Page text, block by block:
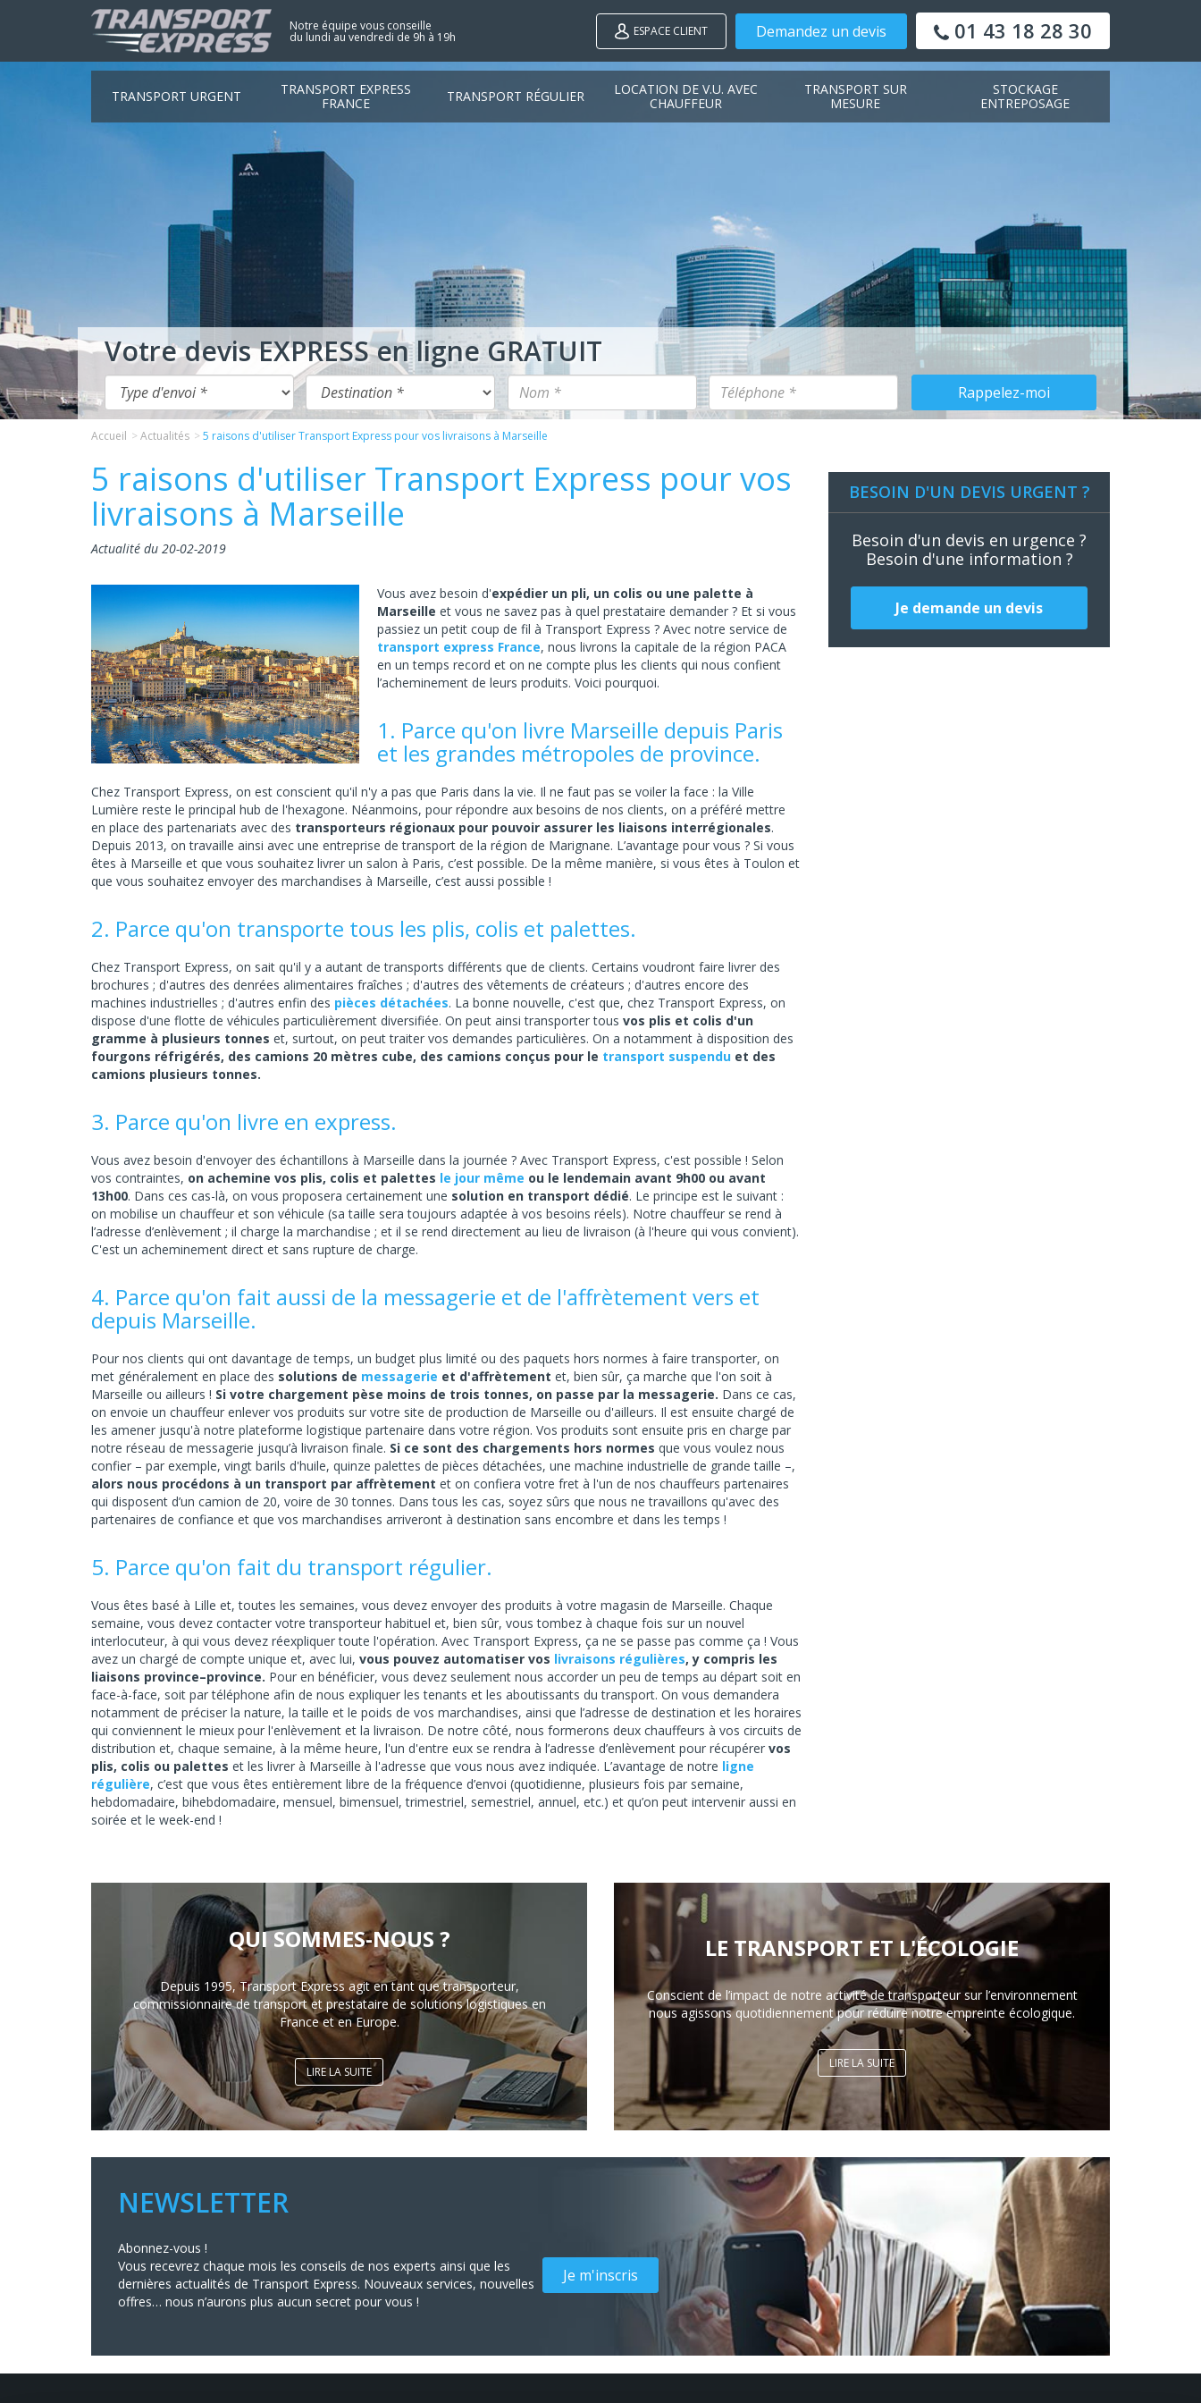
Notre équipe vous conseille
du lundi au vendredi de 9h à 19h ESPACE CLIENT Demandez un devis 01 43 18 28 30
TRANSPORT URGENT
TRANSPORT EXPRESS
FRANCE
TRANSPORT RÉGULIER
LOCATION DE V.U. AVEC
CHAUFFEUR
TRANSPORT SUR
MESURE
STOCKAGE
ENTREPOSAGE
Accueil Actualités 5 raisons d'utiliser Transport Express pour vos livraisons à Marseille
5 raisons d'utiliser Transport Express pour vos
livraisons à Marseille
Actualité du 20-02-2019
Vous avez besoin d'expédier un pli, un colis ou une palette à
Marseille et vous ne savez pas à quel prestataire demander ? Et si vous
passiez un petit coup de fil à Transport Express ? Avec notre service de
transport express France, nous livrons la capitale de la région PACA
en un temps record et on ne compte plus les clients qui nous confient
l’acheminement de leurs produits. Voici pourquoi.
1. Parce qu'on livre Marseille depuis Paris
et les grandes métropoles de province.
Chez Transport Express, on est conscient qu'il n'y a pas que Paris dans la vie. Il ne faut pas se voiler la face : la Ville
Lumière reste le principal hub de l'hexagone. Néanmoins, pour répondre aux besoins de nos clients, on a préféré mettre
en place des partenariats avec des transporteurs régionaux pour pouvoir assurer les liaisons interrégionales.
Depuis 2013, on travaille ainsi avec une entreprise de transport de la région de Marignane. L’avantage pour vous ? Si vous
êtes à Marseille et que vous souhaitez livrer un salon à Paris, c’est possible. De la même manière, si vous êtes à Toulon et
que vous souhaitez envoyer des marchandises à Marseille, c’est aussi possible !
2. Parce qu'on transporte tous les plis, colis et palettes.
Chez Transport Express, on sait qu'il y a autant de transports différents que de clients. Certains voudront faire livrer des
brochures ; d'autres des denrées alimentaires fraîches ; d'autres des vêtements de créateurs ; d'autres encore des
machines industrielles ; d'autres enfin des pièces détachées. La bonne nouvelle, c'est que, chez Transport Express, on
dispose d'une flotte de véhicules particulièrement diversifiée. On peut ainsi transporter tous vos plis et colis d'un
gramme à plusieurs tonnes et, surtout, on peut traiter vos demandes particulières. On a notamment à disposition des
fourgons réfrigérés, des camions 20 mètres cube, des camions conçus pour le transport suspendu et des
camions plusieurs tonnes.
3. Parce qu'on livre en express.
Vous avez besoin d'envoyer des échantillons à Marseille dans la journée ? Avec Transport Express, c'est possible ! Selon
vos contraintes, on achemine vos plis, colis et palettes le jour même ou le lendemain avant 9h00 ou avant
13h00. Dans ces cas-là, on vous proposera certainement une solution en transport dédié. Le principe est le suivant :
on mobilise un chauffeur et son véhicule (sa taille sera toujours adaptée à vos besoins réels). Notre chauffeur se rend à
l’adresse d’enlèvement ; il charge la marchandise ; et il se rend directement au lieu de livraison (à l'heure qui vous convient).
C'est un acheminement direct et sans rupture de charge.
4. Parce qu'on fait aussi de la messagerie et de l'affrètement vers et
depuis Marseille.
Pour nos clients qui ont davantage de temps, un budget plus limité ou des paquets hors normes à faire transporter, on
met généralement en place des solutions de messagerie et d'affrètement et, bien sûr, ça marche que l'on soit à
Marseille ou ailleurs ! Si votre chargement pèse moins de trois tonnes, on passe par la messagerie. Dans ce cas,
on envoie un chauffeur enlever vos produits sur votre site de production de Marseille ou d'ailleurs. Il est ensuite chargé de
les amener jusqu'à notre plateforme logistique partenaire dans votre région. Vos produits sont ensuite pris en charge par
notre réseau de messagerie jusqu’à livraison finale. Si ce sont des chargements hors normes que vous voulez nous
confier – par exemple, vingt barils d'huile, quinze palettes de pièces détachées, une machine industrielle de grande taille –,
alors nous procédons à un transport par affrètement et on confiera votre fret à l'un de nos chauffeurs partenaires
qui disposent d’un camion de 20, voire de 30 tonnes. Dans tous les cas, soyez sûrs que nous ne travaillons qu'avec des
partenaires de confiance et que vos marchandises arriveront à destination sans encombre et dans les temps !
5. Parce qu'on fait du transport régulier.
Vous êtes basé à Lille et, toutes les semaines, vous devez envoyer des produits à votre magasin de Marseille. Chaque
semaine, vous devez contacter votre transporteur habituel et, bien sûr, vous tombez à chaque fois sur un nouvel
interlocuteur, à qui vous devez réexpliquer toute l'opération. Avec Transport Express, ça ne se passe pas comme ça ! Vous
avez un chargé de compte unique et, avec lui, vous pouvez automatiser vos livraisons régulières, y compris les
liaisons province–province. Pour en bénéficier, vous devez seulement nous accorder un peu de temps au départ soit en
face-à-face, soit par téléphone afin de nous expliquer les tenants et les aboutissants du transport. On vous demandera
notamment de préciser la nature, la taille et le poids de vos marchandises, ainsi que l’adresse de destination et les horaires
qui conviennent le mieux pour l'enlèvement et la livraison. De notre côté, nous formerons deux chauffeurs à vos circuits de
distribution et, chaque semaine, à la même heure, l'un d'entre eux se rendra à l’adresse d’enlèvement pour récupérer vos
plis, colis ou palettes et les livrer à Marseille à l'adresse que vous nous avez indiquée. L’avantage de notre ligne
régulière, c’est que vous êtes entièrement libre de la fréquence d’envoi (quotidienne, plusieurs fois par semaine,
hebdomadaire, bihebdomadaire, mensuel, bimensuel, trimestriel, semestriel, annuel, etc.) et qu’on peut intervenir aussi en
soirée et le week-end !
BESOIN D'UN DEVIS URGENT ?
Besoin d'un devis en urgence ?
Besoin d'une information ?
Je demande un devis
Votre devis EXPRESS en ligne GRATUIT
Rappelez-moi
QUI SOMMES-NOUS ?
Depuis 1995, Transport Express agit en tant que transporteur,
commissionnaire de transport et prestataire de solutions logistiques en
France et en Europe.
LIRE LA SUITE
LE TRANSPORT ET L'ÉCOLOGIE
Conscient de l’impact de notre activité de transporteur sur l’environnement
nous agissons quotidiennement pour réduire notre empreinte écologique.
LIRE LA SUITE
NEWSLETTER
Abonnez-vous !
Vous recevrez chaque mois les conseils de nos experts ainsi que les
dernières actualités de Transport Express. Nouveaux services, nouvelles
offres… nous n’aurons plus aucun secret pour vous !
Je m'inscris